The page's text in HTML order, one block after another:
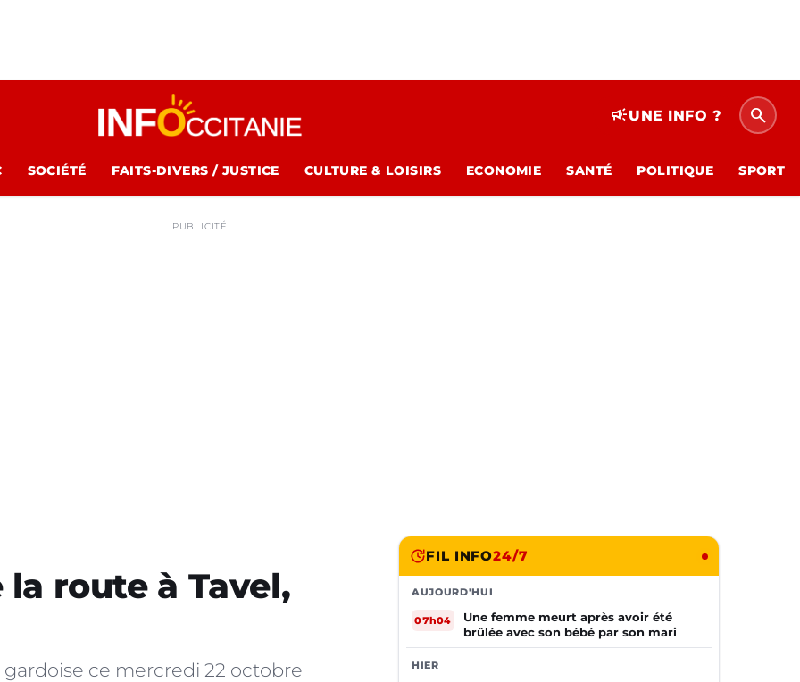
campaignUNE INFO ? search
SOCIÉTÉ FAITS-DIVERS / JUSTICE CULTURE & LOISIRS ECONOMIE SANTÉ POLITIQUE SPORT
PUBLICITÉ
route à Tavel,
ce mercredi 22 octobre
FIL INFO24/7
AUJOURD'HUI
07h04
Une femme meurt après avoir été
brûlée avec son bébé par son mari
HIER